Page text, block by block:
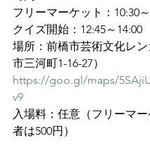
フリーマーケット：10:30
クイズ開始：12:45～14:00
場所：前橋市芸術文化レ
市三河町1-16-27）
https://goo.gl/maps/
v9
入場料：任意（フリーマ
者は500円）